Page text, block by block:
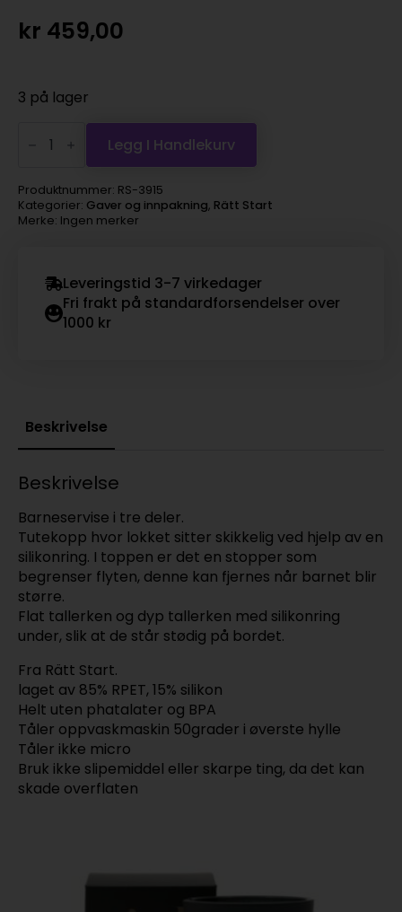
kr 459,00
3 på lager
Barneservise
Beskow,
Blomsterbarn
3deler
antall
Legg I Handlekurv
Produktnummer: RS-3915
Kategorier: Gaver og innpakning, Rätt Start
Merke: Ingen merker
Leveringstid 3-7 virkedager
Fri frakt på standardforsendelser over
1000 kr
Beskrivelse
Beskrivelse
Barneservise i tre deler.
Tutekopp hvor lokket sitter skikkelig ved hjelp av en
silikonring. I toppen er det en stopper som
begrenser flyten, denne kan fjernes når barnet blir
større.
Flat tallerken og dyp tallerken med silikonring
under, slik at de står stødig på bordet.
Fra Rätt Start.
laget av 85% RPET, 15% silikon
Helt uten phatalater og BPA
Tåler oppvaskmaskin 50grader i øverste hylle
Tåler ikke micro
Bruk ikke slipemiddel eller skarpe ting, da det kan
skade overflaten